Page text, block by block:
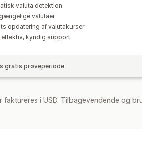
valuta detektion
valutaer
opdatering af valutakurser
effektiv, kyndig support
gratis prøveperiode
faktureres i USD. Tilbagevendende og